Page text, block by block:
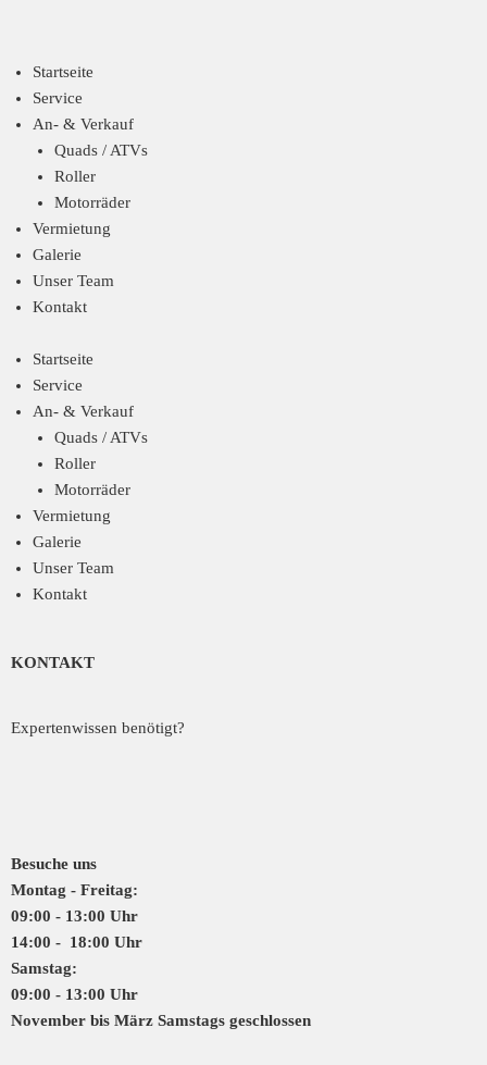
Startseite
Service
An- & Verkauf
Quads / ATVs
Roller
Motorräder
Vermietung
Galerie
Unser Team
Kontakt
Startseite
Service
An- & Verkauf
Quads / ATVs
Roller
Motorräder
Vermietung
Galerie
Unser Team
Kontakt
KONTAKT
Expertenwissen benötigt?
Besuche uns
Montag - Freitag:
09:00 - 13:00 Uhr
14:00 - 18:00 Uhr
Samstag:
09:00 - 13:00 Uhr
November bis März Samstags geschlossen